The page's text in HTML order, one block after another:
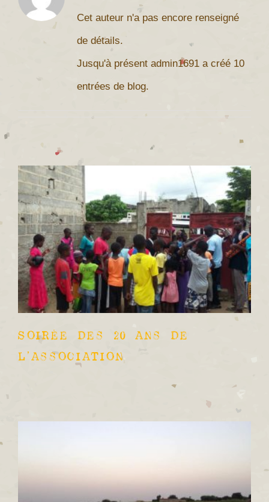
Cet auteur n'a pas encore renseigné
de détails.
Jusqu'à présent admin1691 a créé 10
entrées de blog.
Soirée des 20 ans de
l’association